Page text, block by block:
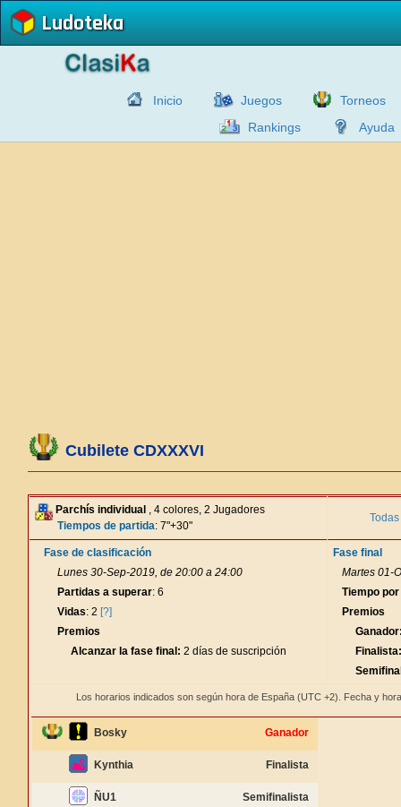
Ludoteka
Inicio Juegos
Torneos
Rankings
Ayuda
Cubilete CDXXXVI
Parchís individual , 4 colores, 2 Jugadores
Tiempos de partida: 7"+30"
Fase de clasificación
Lunes 30-Sep-2019, de 20:00 a 24:00
Partidas a superar: 6
Vidas: 2 [?]
Premios
Alcanzar la fase final: 2 días de suscripción
Fase final
Martes 01-
Tiempo
Premios
Finalista:
Los horarios indicados son según hora de España (UTC +2). Fecha y
Bosky Ganador
Kynthia Finalista
ÑU1 Semifinalista